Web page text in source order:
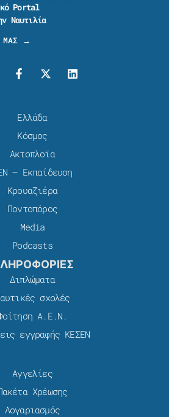
Portal
Ναυτιλία
ΜΑΣ →
Ελλάδα
Κόσμος
Ακτοπλοϊα
– Εκπαίδευση
Κρουαζιέρα
Ποντοπόρος
Media
Podcasts
Διπλώματα
σχολές
Α.Ε.Ν.
εγγραφής ΚΕΣΕΝ
Αγγελίες
Χρέωσης​
Λογαριασμός